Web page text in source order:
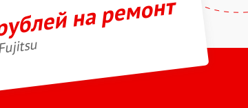
на ремонт